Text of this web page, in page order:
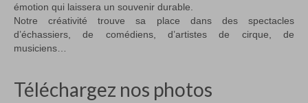
émotion qui laissera un souvenir durable.
Notre créativité trouve sa place dans des spectacles
d’échassiers, de comédiens, d’artistes de cirque, de
musiciens…
Téléchargez nos photos